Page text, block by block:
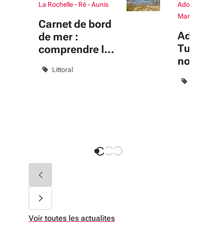
La Rochelle - Ré - Aunis
Carnet de bord
de mer :
comprendre le
mieux le
Littoral
Adour
Marsan
Adour
Tursan
Voir toutes les actualites